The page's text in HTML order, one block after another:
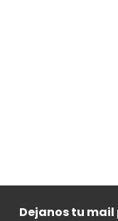
Dejanos tu